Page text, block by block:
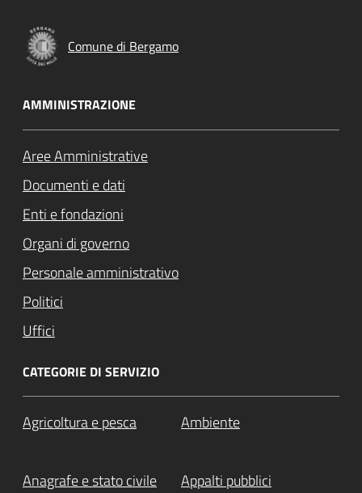
Comune di Bergamo
AMMINISTRAZIONE
Aree Amministrative
Documenti e dati
Enti e fondazioni
Organi di governo
Personale amministrativo
Politici
Uffici
CATEGORIE DI SERVIZIO
Agricoltura e pesca Ambiente
Anagrafe e stato civile Appalti pubblici